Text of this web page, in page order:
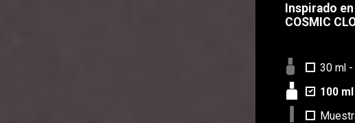
Inspirado en
COSMIC
30 ml -
100 ml